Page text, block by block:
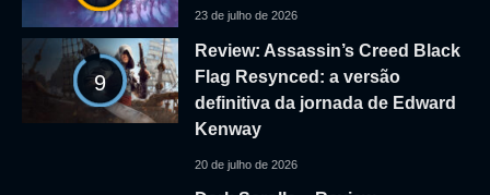
23 de julho de 2026
9
Review: Assassin’s Creed Black
Flag Resynced: a versão
definitiva da jornada de Edward
Kenway
20 de julho de 2026